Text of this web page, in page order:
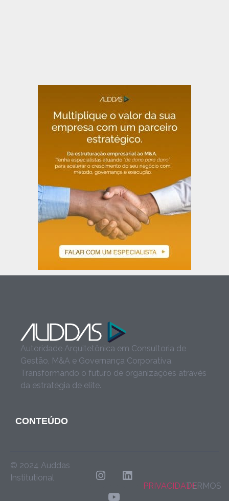
Autoridade Arquitetônica em Consultoria de
Gestão, M&A e Governança Corporativa.
Transformando o futuro de organizações através
da estratégia de elite.
CONTEÚDO
© 2024 Auddas
Institutional
PRIVACIDADETERMOS